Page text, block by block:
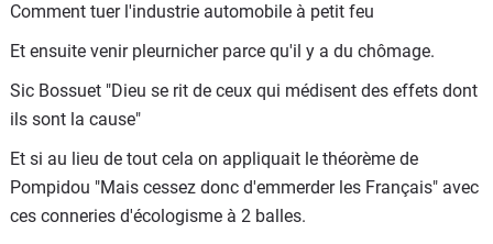
Comment tuer l'industrie automobile à petit feu
Et ensuite venir pleurnicher parce qu'il y a du chômage.
Sic Bossuet "Dieu se rit de ceux qui médisent des effets dont
ils sont la cause"
Et si au lieu de tout cela on appliquait le théorème de
Pompidou "Mais cessez donc d'emmerder les Français" avec
ces conneries d'écologisme à 2 balles.